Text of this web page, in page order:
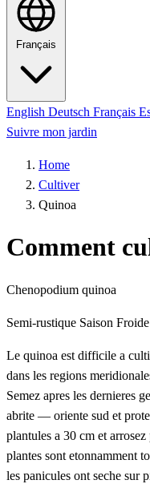
Français
English Deutsch Français
Suivre mon jardin
Home
Cultiver
Quinoa
Comment
Chenopodium quinoa
Semi-rustique Saison Froide
Le quinoa est difficile a
dans les regions
Semez apres les dernieres
abrite — oriente sud et
plantules a 30 cm et
plantes sont etonnamment
les panicules ont seche sur